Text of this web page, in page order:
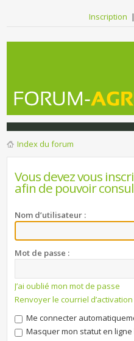
Inscription |
Index du forum
Vous devez vous
afin de pouvoir
Nom d’utilisateur :
Mot de passe :
J’ai oublié mon mot de passe
Renvoyer le courriel d’activation
Me connecter
Masquer mon statut en